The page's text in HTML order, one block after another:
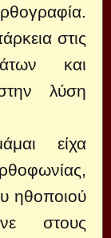
στις
και
λύση
είχα
ηθοποιού
στους